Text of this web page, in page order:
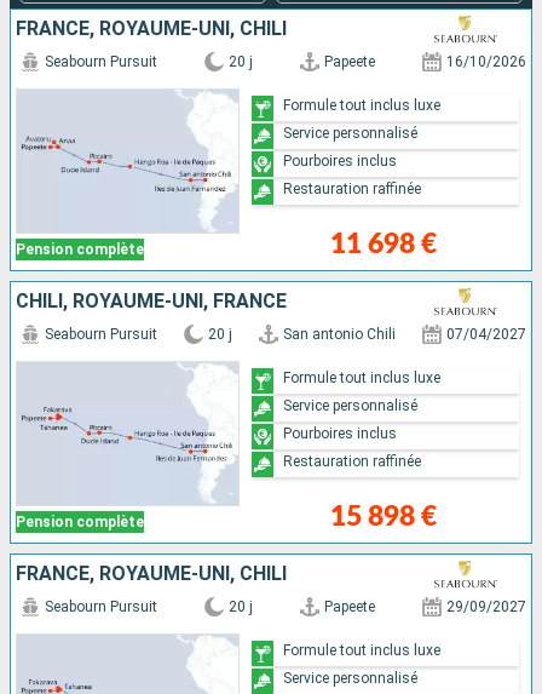
FRANCE, ROYAUME-UNI, CHILI
Pension complète
Seabourn Pursuit 20 j Papeete 16/10/2026
11 698 €
Formule tout inclus luxe
Service personnalisé
Pourboires inclus
Restauration raffinée
CHILI, ROYAUME-UNI, FRANCE
Pension complète
Seabourn Pursuit 20 j San antonio Chili 07/04/2027
15 898 €
Formule tout inclus luxe
Service personnalisé
Pourboires inclus
Restauration raffinée
FRANCE, ROYAUME-UNI, CHILI
Seabourn Pursuit 20 j Papeete 29/09/2027
Formule tout inclus luxe
Service personnalisé